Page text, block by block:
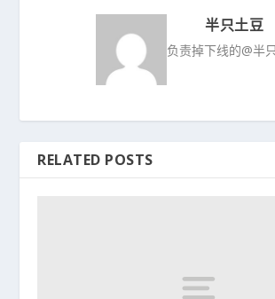
半只土豆
负责掉下线的@半
RELATED POSTS